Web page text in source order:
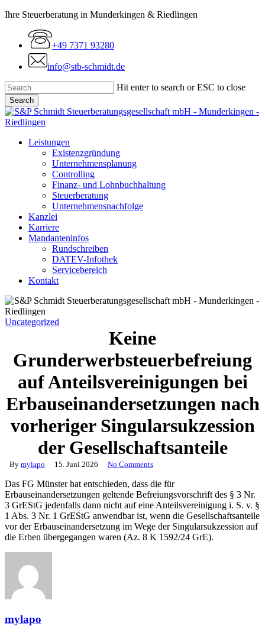
Skip
content
Ihre Steuerberatung in Munderkingen & Riedlingen
+49 7371 93280
info@stb-schmidt.de
Hit enter to search or ESC to close
Search
Close
Search
Menu
Leistungen
Existenzgründung
Unternehmensplanung
Controlling
Finanz- und Lohnbuchhaltung
Steuerberatung
Unternehmensnachfolge
Kanzlei
Karriere
Mandanteninfos
Rundschreiben
DATEV-Infothek
Servicebereich
Kontakt
Uncategorized
Keine
Grunderwerbsteuerbefreiung
auf Anteilsvereinigungen bei
Erbauseinandersetzungen nach
vorheriger Singularsukzession
der Gesellschaftsanteile
By mylapo 15. Juni 2026 No Comments
Das FG Münster hat entschieden, dass die für
Erbauseinandersetzungen geltende Befreiungsvorschrift des § 3 Nr.
3 GrEStG jedenfalls dann nicht auf eine Anteilsvereinigung i. S. v. §
1 Abs. 3 Nr. 1 GrEStG anwendbar ist, wenn die Gesellschaftsanteile
vor der Erbauseinandersetzung im Wege der Singularsukzession auf
die Erben übergegangen waren (Az. 8 K 1592/24 GrE).
mylapo